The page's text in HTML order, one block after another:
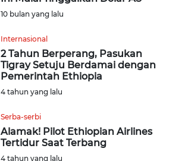
10 bulan yang lalu
Internasional
2 Tahun Berperang, Pasukan
Tigray Setuju Berdamai dengan
Pemerintah Ethiopia
4 tahun yang lalu
Serba-serbi
Alamak! Pilot Ethiopian Airlines
Tertidur Saat Terbang
4 tahun yang lalu